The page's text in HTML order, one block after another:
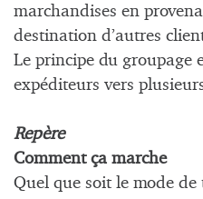
marchandises en
destination d’autres
Le principe du groupage
expéditeurs vers
Repère
Comment ça marche
Quel que soit le mode